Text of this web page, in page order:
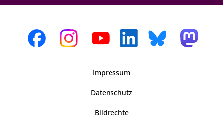
Impressum
Datenschutz
Bildrechte